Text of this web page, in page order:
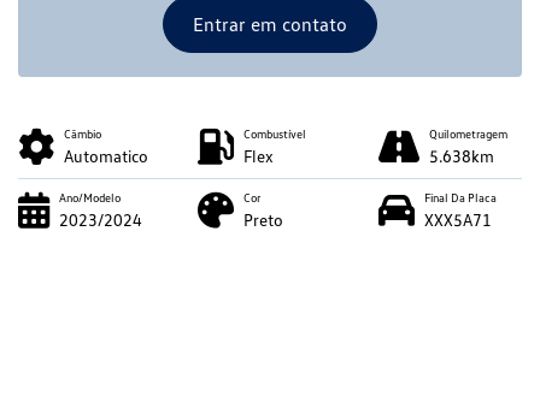
Entrar em contato
Câmbio
Automatico
Combustível
Flex
Quilometragem
5.638km
Ano/Modelo
2023/2024
Cor
Preto
Final Da Placa
XXX5A71